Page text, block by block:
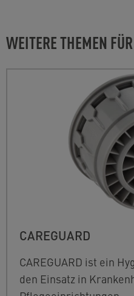
WEITERE THEMEN
CAREGUARD
CAREGUARD ist ein
den Einsatz in